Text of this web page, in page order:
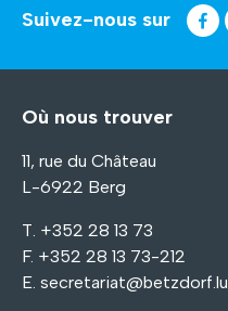
Suivez-nous sur
Où nous trouver
11, rue du Château
L-6922 Berg
T. +352 28 13 73
F. +352 28 13 73-212
E. secretariat@betzdorf.lu